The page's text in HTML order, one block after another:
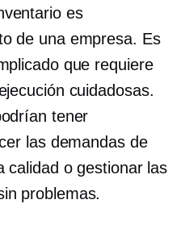
es
de una empresa. Es
que requiere
cuidadosas.
tener
las demandas de
calidad o gestionar las
problemas.